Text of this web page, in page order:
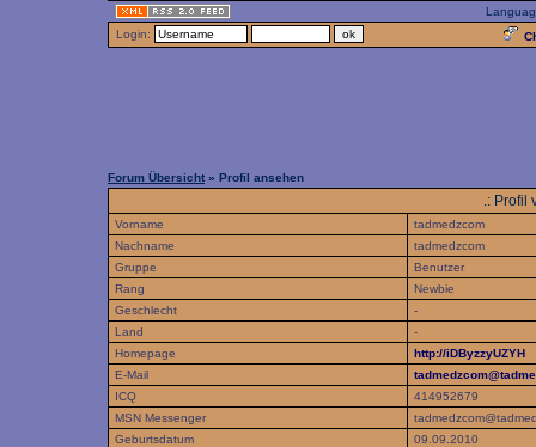
Login:
Forum Übersicht » Profil ansehen
.: Profil
Vorname
tadmedzcom
Nachname
tadmedzcom
Gruppe
Benutzer
Rang
Newbie
Geschlecht
-
Land
-
Homepage
http://iDByzzyUZYH
E-Mail
ICQ
414952679
MSN Messenger
Geburtsdatum
09.09.2010